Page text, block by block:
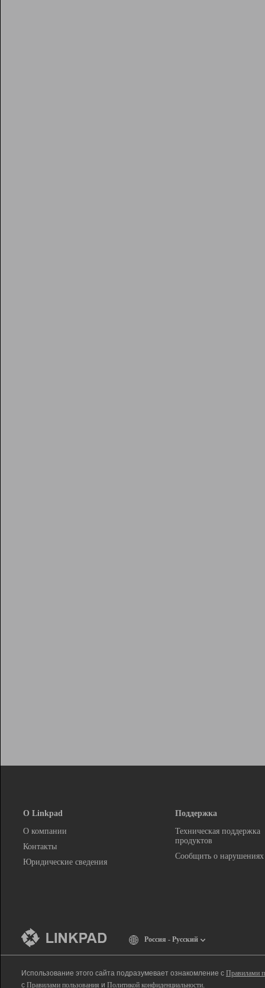
О Linkpad
О компании
Контакты
Юридические сведения
Поддержка
Техническая поддержка
продуктов
Сообщить о нарушениях
Россия - Русский
Использование этого сайта подразумевает ознакомление с Правилами
с Правилами пользования и Политикой конфиденциальности.